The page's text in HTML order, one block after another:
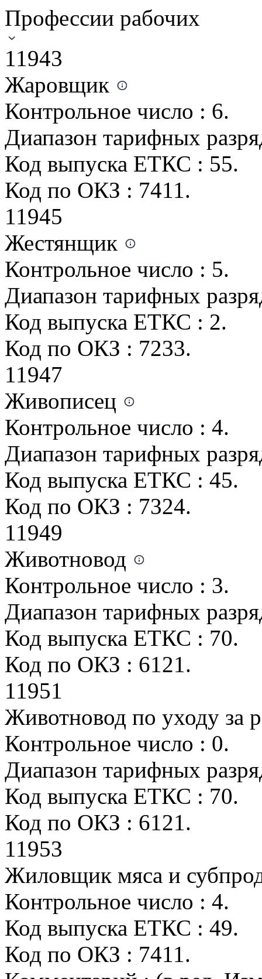
Профессии рабочих
11943
Жаровщик
Контрольное число : 6.
Диапазон тарифных
Код выпуска ЕТКС : 55.
Код по ОКЗ : 7411.
11945
Жестянщик
Контрольное число : 5.
Диапазон тарифных
Код выпуска ЕТКС : 2.
Код по ОКЗ : 7233.
11947
Живописец
Контрольное число : 4.
Диапазон тарифных
Код выпуска ЕТКС : 45.
Код по ОКЗ : 7324.
11949
Животновод
Контрольное число : 3.
Диапазон тарифных
Код выпуска ЕТКС : 70.
Код по ОКЗ : 6121.
11951
Животновод по уходу за
Контрольное число : 0.
Диапазон тарифных
Код выпуска ЕТКС : 70.
Код по ОКЗ : 6121.
11953
Жиловщик мяса и
Контрольное число : 4.
Код выпуска ЕТКС : 49.
Код по ОКЗ : 7411.